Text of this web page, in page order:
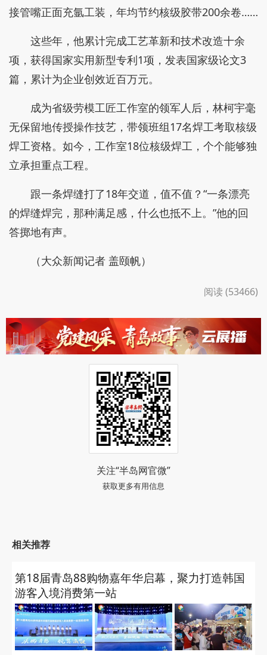
接管嘴正面充氩工装，年均节约核级胶带200余卷……
这些年，他累计完成工艺革新和技术改造十余
项，获得国家实用新型专利1项，发表国家级论文3
篇，累计为企业创效近百万元。
成为省级劳模工匠工作室的领军人后，林柯宇毫
无保留地传授操作技艺，带领班组17名焊工考取核级
焊工资格。如今，工作室18位核级焊工，个个能够独
立承担重点工程。
跟一条焊缝打了18年交道，值不值？“一条漂亮
的焊缝焊完，那种满足感，什么也抵不上。”他的回
答掷地有声。
（大众新闻记者 盖颐帆）
阅读 (53466)
关注“半岛网官微”
获取更多有用信息
相关推荐
第18届青岛88购物嘉年华启幕，聚力打造韩国
游客入境消费第一站